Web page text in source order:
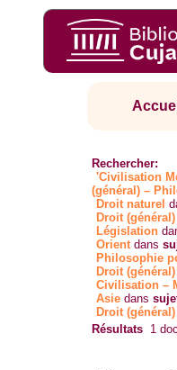
Rechercher:
'Civilisation
(général) –
Droit naturel
Droit
Législation
Orientdans
Philosophie
Droit
Civilisation –
Asie dans
Droit
Résultats 1